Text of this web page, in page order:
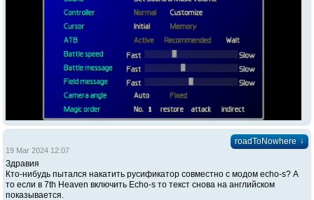
roadToNowhere ↓
19 Mar 2024 12:07
Здравия
Кто-нибудь пытался накатить русификатор совместно с модом echo-s? А
то если в 7th Heaven включить Echo-s то текст снова на английском
показывается.